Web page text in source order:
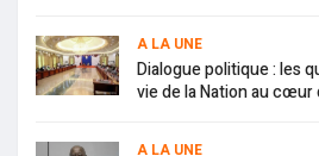
A LA UNE
Dialogue politique : les
vie de la Nation au cœur
A LA UNE